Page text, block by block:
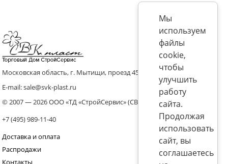
Московская область, г. Мытищи, проезд 4536 владение 8, стр.10
E-mail: sale@svk-plast.ru
© 2007 — 2026 ООО «ТД «СтройСервис» (СВК)
+7 (495) 989-11-40
Доставка и оплата
Распродажи
Контакты
Мы
используем
файлы
cookie,
чтобы
улучшить
работу
сайта.
Продолжая
использовать
сайт, вы
соглашаетесь